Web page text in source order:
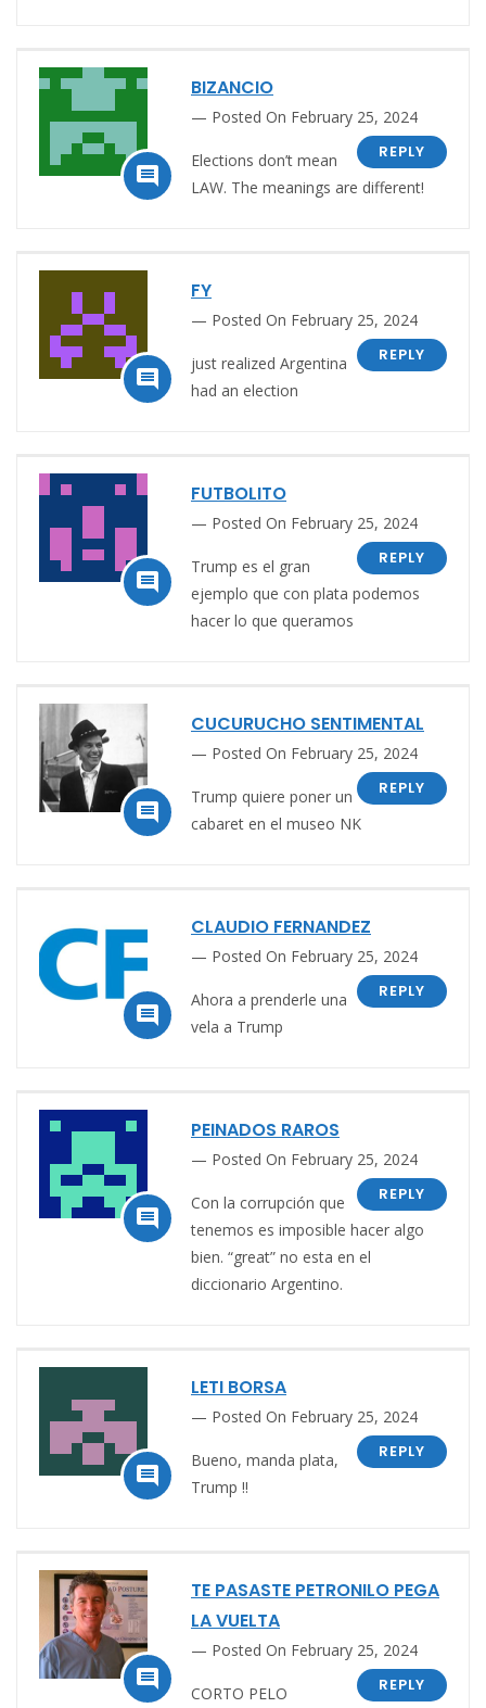

BIZANCIO
Posted On February 25, 2024
REPLY
Elections don’t mean
LAW. The meanings are different!

FY
Posted On February 25, 2024
REPLY
just realized Argentina
had an election

FUTBOLITO
Posted On February 25, 2024
REPLY
Trump es el gran
ejemplo que con plata podemos
hacer lo que queramos

CUCURUCHO SENTIMENTAL
Posted On February 25, 2024
REPLY
Trump quiere poner un
cabaret en el museo NK

CLAUDIO FERNANDEZ
Posted On February 25, 2024
REPLY
Ahora a prenderle una
vela a Trump

PEINADOS RAROS
Posted On February 25, 2024
REPLY
Con la corrupción que
tenemos es imposible hacer algo
bien. “great” no esta en el
diccionario Argentino.

LETI BORSA
Posted On February 25, 2024
REPLY
Bueno, manda plata,
Trump !!

TE PASASTE PETRONILO PEGA
LA VUELTA
Posted On February 25, 2024
REPLY
CORTO PELO